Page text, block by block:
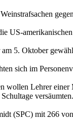
US-
5. Oktober
sich im
Lehrer einer
versäumten.
(SPC) mit 266